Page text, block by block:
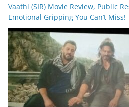
Vaathi (SIR) Movie Review, Public
Emotional Gripping You Can’t Miss!